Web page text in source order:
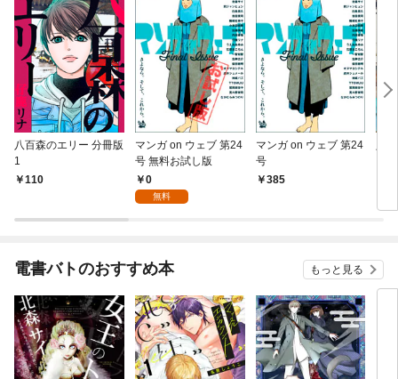
八百森のエリー 分冊版
1
110
マンガ on ウェブ 第24
号 無料お試し版
0
無料
マンガ on ウェブ 第24
号
385
電書バトのおすすめ本 もっと見る